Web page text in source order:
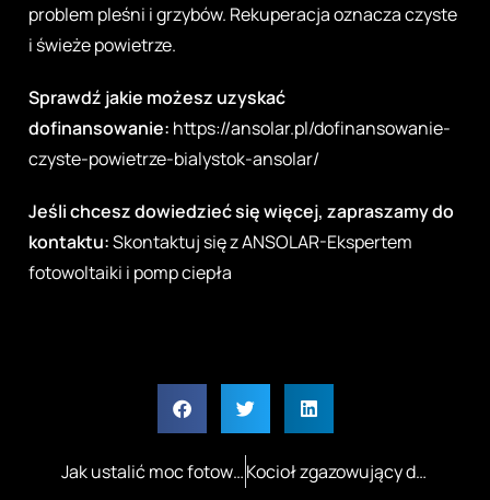
problem pleśni i grzybów. Rekuperacja oznacza czyste
i świeże powietrze.
Sprawdź jakie możesz uzyskać
dofinansowanie: https://ansolar.pl/dofinansowanie-
czyste-powietrze-bialystok-ansolar/
Jeśli chcesz dowiedzieć się więcej, zapraszamy do
kontaktu:Skontaktuj się z ANSOLAR-Ekspertem
fotowoltaiki i pomp ciepła
Jak ustalić moc fotowoltaiki Twój przewodnik ANSOLAR Kocioł zgazowujący drewno Białystok, Podlaskie